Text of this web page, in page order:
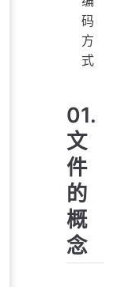
码
方
式
01.
文
件
的
概
念